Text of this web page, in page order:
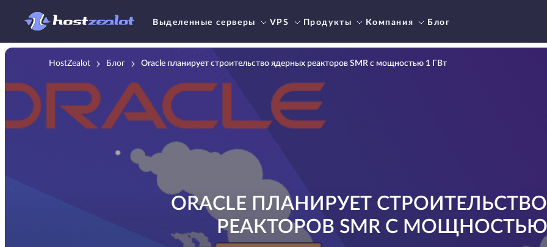
Выделенные серверы VPS Продукты Компания Блог
HostZealot Блог Oracle планирует строительство ядерных реакторов SMR с мощностью 1 ГВт
ORACLE ПЛАНИРУЕТ
РЕАКТОРОВ SMR С МОЩНОСТЬЮ